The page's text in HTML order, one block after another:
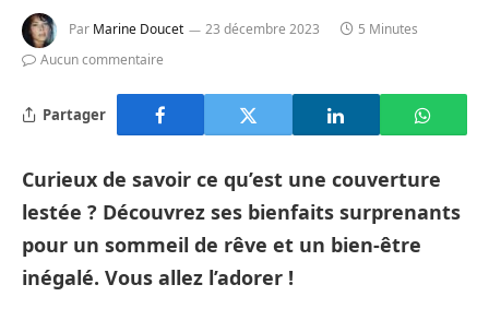
Par Marine Doucet 23 décembre 2023
5 Minutes
Aucun commentaire
Partager
Curieux de savoir ce qu’est une couverture
lestée ? Découvrez ses bienfaits surprenants
pour un sommeil de rêve et un bien-être
inégalé. Vous allez l’adorer !